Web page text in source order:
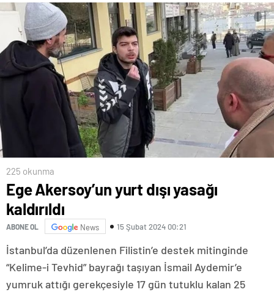
225 okunma
Ege Akersoy’un yurt dışı yasağı
kaldırıldı
ABONE OL News 15 Şubat 2024 00:21
İstanbul’da düzenlenen Filistin’e destek mitinginde
“Kelime-i Tevhid” bayrağı taşıyan İsmail Aydemir’e
yumruk attığı gerekçesiyle 17 gün tutuklu kalan 25